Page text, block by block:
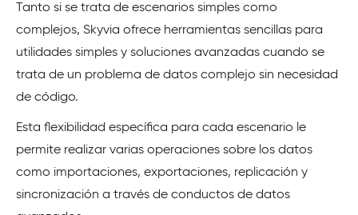
Tanto si se trata de escenarios simples como
complejos, Skyvia ofrece herramientas sencillas para
utilidades simples y soluciones avanzadas cuando se
trata de un problema de datos complejo sin necesidad
de código.
Esta flexibilidad específica para cada escenario le
permite realizar varias operaciones sobre los datos
como importaciones, exportaciones, replicación y
sincronización a través de conductos de datos